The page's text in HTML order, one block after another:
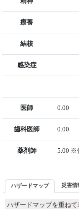
療養
結核
感染症
医師 0.00
歯科医師 0.00
薬剤師 5.00 ※
ハザードマップ 災害情
ハザードマップを重ねて